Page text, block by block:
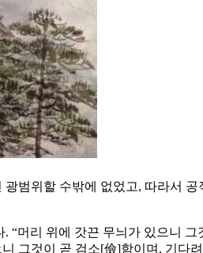
범위할 수밖에 없었고, 따라서
머리 위에 갓끈 무늬가 있으니
그것이 곧 검소[儉]함이며, 기다